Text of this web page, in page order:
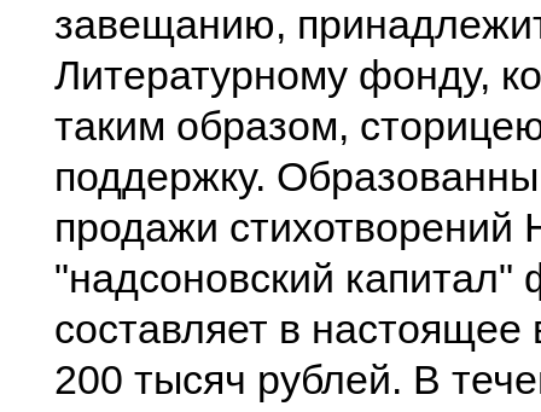
завещанию,
Литературному фонду,
таким образом,
поддержку.
продажи стихотворений
"надсоновский капитал"
составляет в настоящее
200 тысяч рублей. В